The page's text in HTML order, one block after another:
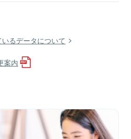
るデータについて
案内